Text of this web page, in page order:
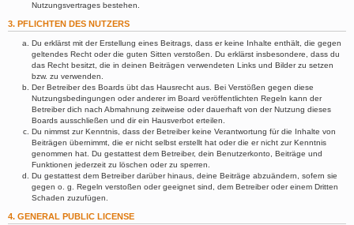
Nutzungsvertrages bestehen.
3. PFLICHTEN DES NUTZERS
Du erklärst mit der Erstellung eines Beitrags, dass er keine Inhalte enthält, die gegen
geltendes Recht oder die guten Sitten verstoßen. Du erklärst insbesondere, dass du
das Recht besitzt, die in deinen Beiträgen verwendeten Links und Bilder zu setzen
bzw. zu verwenden.
Der Betreiber des Boards übt das Hausrecht aus. Bei Verstößen gegen diese
Nutzungsbedingungen oder anderer im Board veröffentlichten Regeln kann der
Betreiber dich nach Abmahnung zeitweise oder dauerhaft von der Nutzung dieses
Boards ausschließen und dir ein Hausverbot erteilen.
Du nimmst zur Kenntnis, dass der Betreiber keine Verantwortung für die Inhalte von
Beiträgen übernimmt, die er nicht selbst erstellt hat oder die er nicht zur Kenntnis
genommen hat. Du gestattest dem Betreiber, dein Benutzerkonto, Beiträge und
Funktionen jederzeit zu löschen oder zu sperren.
Du gestattest dem Betreiber darüber hinaus, deine Beiträge abzuändern, sofern sie
gegen o. g. Regeln verstoßen oder geeignet sind, dem Betreiber oder einem Dritten
Schaden zuzufügen.
4. GENERAL PUBLIC LICENSE